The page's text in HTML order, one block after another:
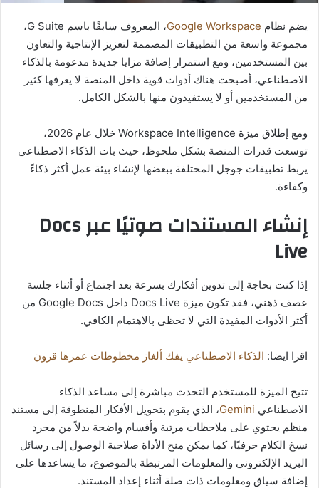
يضم نظام Google Workspace
، المعروف سابقًا باسم G Suite،
مجموعة واسعة من التطبيقات المصممة لتعزيز الإنتاجية والتعاون
بين المستخدمين، ومع استمرار إضافة مزايا جديدة مدعومة بالذكاء
الاصطناعي، أصبحت هناك أدوات قوية داخل المنصة لا يعرفها كثير
من المستخدمين أو لا يستفيدون منها بالشكل الكامل.
ومع إطلاق ميزة Workspace Intelligence خلال عام 2026،
توسعت قدرات المنصة بشكل ملحوظ، حيث بات الذكاء الاصطناعي
يربط تطبيقات جوجل المختلفة ببعضها لإنشاء بيئة عمل أكثر ذكاءً
وكفاءة.
إنشاء المستندات صوتيًا عبر Docs
Live
إذا كنت بحاجة إلى تدوين أفكارك بسرعة بعد اجتماع أو أثناء جلسة
عصف ذهني، فقد تكون ميزة Docs Live داخل Google Docs من
أكثر الأدوات المفيدة التي لا تحظى بالاهتمام الكافي.
اقرا ايضا: الذكاء الاصطناعي يفك ألغاز مخطوطات عمرها قرون
تتيح الميزة للمستخدم التحدث مباشرة إلى مساعد الذكاء
الاصطناعي Gemini، الذي يقوم بتحويل الأفكار المنطوقة إلى مستند
منظم يحتوي على ملاحظات مرتبة وأقسام واضحة بدلاً من مجرد
نسخ الكلام حرفيًا، كما يمكن منح الأداة صلاحية الوصول إلى رسائل
البريد الإلكتروني والمعلومات المرتبطة بالموضوع، ما يساعدها على
إضافة سياق ومعلومات ذات صلة أثناء إعداد المستند.